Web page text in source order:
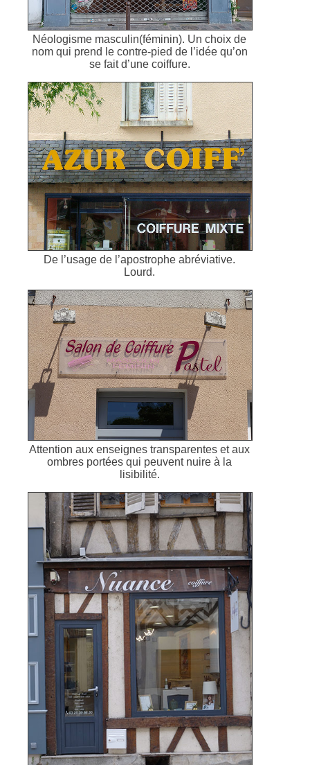
Néologisme masculin(féminin). Un choix de
nom qui prend le contre-pied de l’idée qu’on
se fait d’une coiffure.
De l’usage de l’apostrophe abréviative.
Lourd.
Attention aux enseignes transparentes et aux
ombres portées qui peuvent nuire à la
lisibilité.